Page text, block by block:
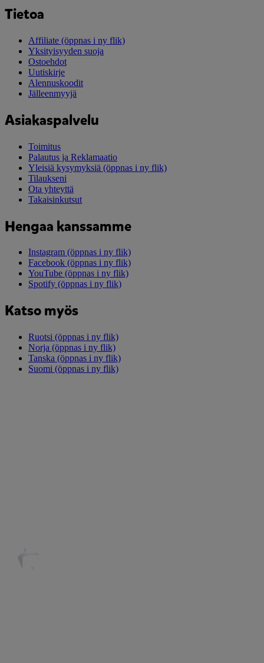
Tietoa
Affiliate (öppnas i ny flik)
Yksityisyyden suoja
Ostoehdot
Uutiskirje
Alennuskoodit
Jälleenmyyjä
Asiakaspalvelu
Toimitus
Palautus ja Reklamaatio
Yleisiä kysymyksiä (öppnas i ny flik)
Tilaukseni
Ota yhteyttä
Takaisinkutsut
Hengaa kanssamme
Instagram (öppnas i ny flik)
Facebook (öppnas i ny flik)
YouTube (öppnas i ny flik)
Spotify (öppnas i ny flik)
Katso myös
Ruotsi (öppnas i ny flik)
Norja (öppnas i ny flik)
Tanska (öppnas i ny flik)
Suomi (öppnas i ny flik)